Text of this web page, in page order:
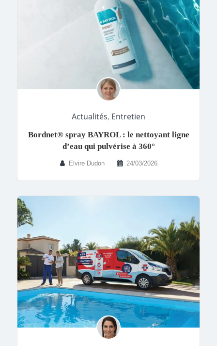
Actualités, Entretien
Bordnet® spray BAYROL : le nettoyant ligne
d’eau qui pulvérise à 360°
Elvire Dudon 24/03/2026